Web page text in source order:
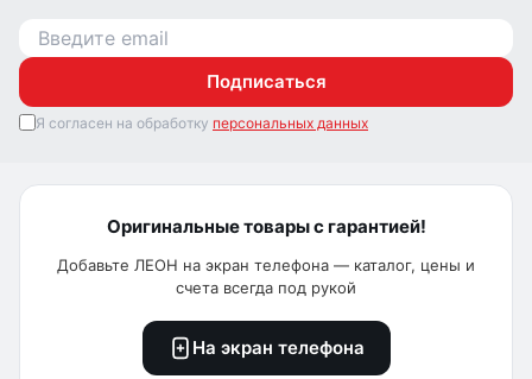
Подписаться
Я согласен на обработку персональных данных
Оригинальные товары с гарантией!
Добавьте ЛЕОН на экран телефона — каталог, цены и
счета всегда под рукой
На экран телефона